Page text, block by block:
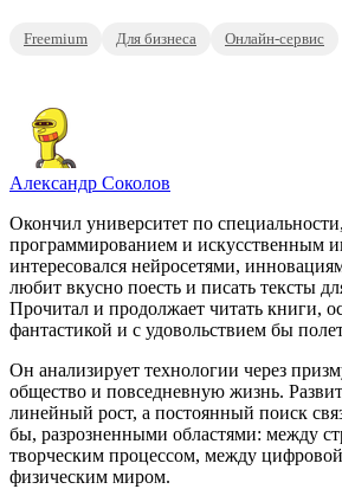
Freemium Для бизнеса Онлайн-сервис
Александр Соколов
Окончил университет по
программированием и искусственным
интересовался нейросетями,
любит вкусно поесть и писать тексты
Прочитал и продолжает читать книги,
фантастикой и с удовольствием бы
Он анализирует технологии через
общество и повседневную жизнь.
линейный рост, а постоянный поиск
бы, разрозненными областями: между
творческим процессом, между
физическим миром.